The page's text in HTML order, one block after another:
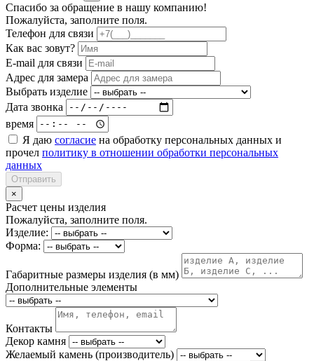
Спасибо за обращение в нашу компанию!
Пожалуйста, заполните поля.
Телефон для связи
Как вас зовут?
E-mail для связи
Адрес для замера
Выбрать изделие
Дата звонка
время
Я даю согласие на обработку персональных данных и
прочел политику в отношении обработки персональных
данных
Отправить
×
Расчет цены изделия
Пожалуйста, заполните поля.
Изделие:
Форма:
Габаритные размеры изделия (в мм)
Дополнительные элементы
Контакты
Декор камня
Желаемый камень (производитель)